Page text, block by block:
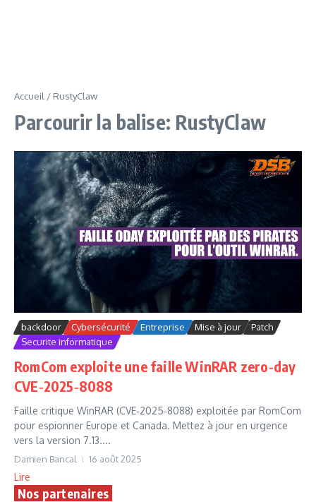
Accueil / RustyClaw
Parcourir la balise: RustyClaw
backdoor Cybersécurité Entreprise Mise à jour
Patch
Securite informatique
RomCom exploite une faille WinRAR zero‑day
CVE‑2025‑8088
Faille critique WinRAR (CVE‑2025‑8088) exploitée par RomCom
pour espionner Europe et Canada. Mettez à jour en urgence
vers la version 7.13....
Damien Bancal 16 août 2025
Lire
Nos partenaires